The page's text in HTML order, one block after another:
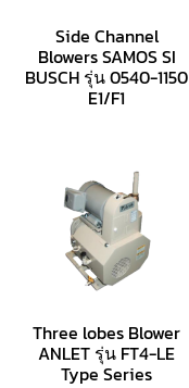
Side Channel
Blowers SAMOS SI
BUSCH รุ่น 0540-1150
E1/F1
Three lobes Blower
ANLET รุ่น FT4-LE
Type Series